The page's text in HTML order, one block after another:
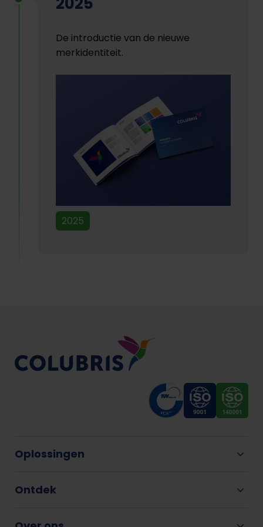
De introductie van de nieuwe
merkidentiteit.
2025
Oplossingen
Ontdek